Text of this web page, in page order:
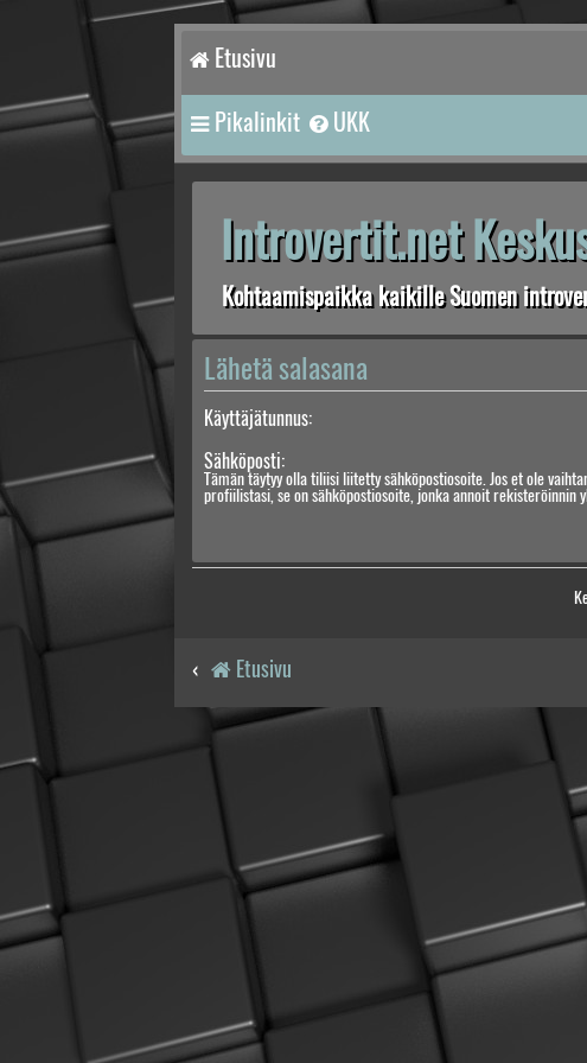
Etusivu
Pikalinkit UKK
Introvertit.net
Kohtaamispaikka kaikille Suomen
Lähetä salasana
Käyttäjätunnus:
Sähköposti:
Tämän täytyy olla tiliisi liitetty sähköpostiosoite. Jos et ole
profiilistasi, se on sähköpostiosoite, jonka annoit rekisteröinnin
Etusivu